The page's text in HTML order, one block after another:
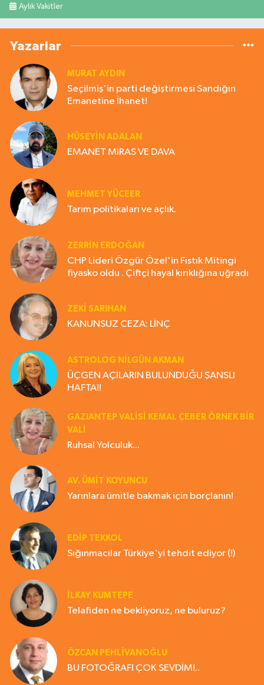
Aylık Vakitler
Yazarlar
MURAT AYDIN
Seçilmiş'in parti değiştirmesi Sandığın
Emanetine İhanet!
HÜSEYIN ADALAN
EMANET MİRAS VE DAVA
MEHMET YÜCEER
Tarım politikaları ve açlık.
ZERRIN ERDOĞAN
CHP Lideri Özgür Özel'in Fıstık Mitingi
fiyasko oldu . Çiftçi hayal kırıklığına uğradı
ZEKI SARIHAN
KANUNSUZ CEZA: LİNÇ
ASTROLOG NILGÜN AKMAN
ÜÇGEN AÇILARIN BULUNDUĞU ŞANSLI
HAFTA!!
GAZIANTEP VALISI KEMAL ÇEBER ÖRNEK BİR
VALİ
Ruhsal Yolculuk...
AV. ÜMIT KOYUNCU
Yarınlara ümitle bakmak için borçlanın!
EDIP TEKKOL
Sığınmacılar Türkiye'yi tehdit ediyor (!)
İLKAY KUMTEPE
Telafiden ne bekliyoruz, ne buluruz?
ÖZCAN PEHLİVANOĞLU
BU FOTOĞRAFI ÇOK SEVDİM!..